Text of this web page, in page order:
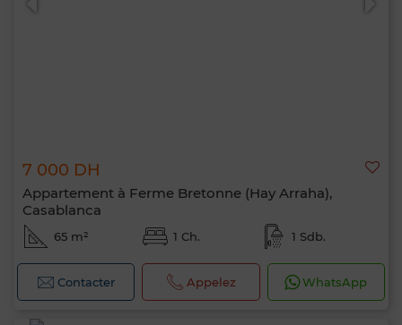
7 000 DH
Appartement à Ferme Bretonne (Hay Arraha),
Casablanca
65 m² 1 Ch. 1 Sdb.
Contacter Appelez WhatsApp